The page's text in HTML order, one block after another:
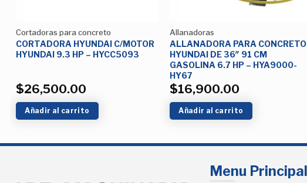
Cortadoras para concreto
CORTADORA HYUNDAI C/MOTOR
HYUNDAI 9.3 HP – HYCC5093
$26,500.00
Añadir al carrito
Allanadoras
ALLANADORA PARA CONCRETO
HYUNDAI DE 36″ 91 CM
GASOLINA 6.7 HP – HYA9000-
HY67
$16,900.00
Añadir al carrito
Menu Principal